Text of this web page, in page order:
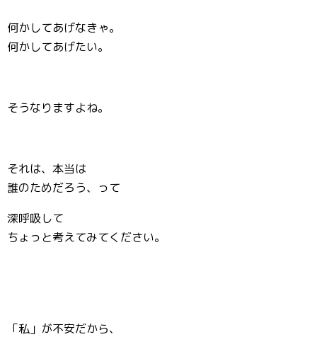
何かしてあげなきゃ。
何かしてあげたい。
そうなりますよね。
それは、本当は
誰のためだろう、って
深呼吸して
ちょっと考えてみてください。
「私」が不安だから、